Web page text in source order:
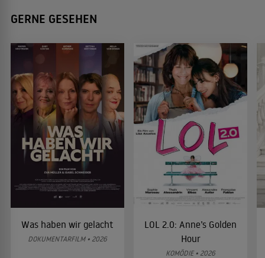
GERNE GESEHEN
Was haben wir gelacht
DOKUMENTARFILM • 2026
LOL 2.0: Anne’s Golden
Hour
KOMÖDIE • 2026